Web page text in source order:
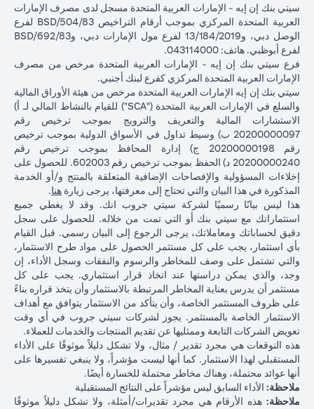
سيتي بنك إن إيه - الإمارات العربية المتحدة مسجل لدى مصرف الإمارات
العربية المتحدة المركزي بموجب أرقام التراخيص BSD/504/83 لفرع
الوصل دبي، و13/184/2019 لفرع مول الإمارات دبي، وBSD/692/83
لفرع أبوظبي. هاتف: 043114000.
فرع سيتي بنك إن إيه - الإمارات العربية المتحدة مرخص من مصرف
الإمارات العربية المتحدة المركزي كفرع لبنك أجنبي.
سيتي بنك إن إيه الإمارات العربية المتحدة مرخص من هيئة الأوراق المالية
والسلع في الإمارات العربية المتحدة ("SCA") للقيام بالنشاط المالي لـ أ)
الاستشارات المالية والتعريف والترويج بموجب ترخيص رقم
20200000097 ب) وسيط تداول في الأسواق الدولية بموجب ترخيص
رقم 20200000198 ج) إدارة المحافظ بموجب ترخيص رقم
20200000240 د) الحفظ بموجب ترخيص رقم 602003. للحصول على
إخلاءات المسؤولية والإفصاحات الإضافية المتعلقة بالمنتج و/أو الخدمة
المذكورة في هذا البيان والتي تحتاج إلى معرفتها، يرجى زيارة هنا.
هذا ليس بيانًا رسميًا لشركة سيتي جروب انك. وقد لا يغطي جميع
استثماراتك مع سيتي بنك أو التي تمت من خلاله. للحصول على سجل
دقيق لحساباتك ومعاملاتك، يرجى الرجوع إلى البيان رسمي. قبل القيام
بأي استثمار، يجب على كل مستثمر الحصول على مواد طرح الاستثمار،
والتي تشتمل على وصف للمخاطر والرسوم والنفقات وسجل الأداء، إن
وجد، والذي يمكن دراستها عند اتخاذ قرار استثماري. يجب على كل
مستثمر أن يدرس بعناية المخاطر المرتبطة بالاستثمار وأن يتخذ قراره بناءً
على ظروف المستثمر الخاصة، وأن يتأكد من الاستثمار يتوافق مع أهداف
الاستثمار الخاصة بالمستثمر. يجوز لشركات سيتي جروب في أي وقت
تعويض الشركات التابعة وممثليها عن تقديم المنتجات والخدمات للعملاء.
هذه التوقعات هي مجرد تقدير / مثال، ولا تشكل دليلاً موثوقًا على الأداء
المستقبلي لهذا الاستثمار. كما أنها ليست مؤشراً، ولا ينبغي تفسيرها على
أنها عوائد محتملة، وهناك مخاطر محتملة للخسارة أيضًا.
ملاحظة: الأداء السابق ليس مؤشراً على النتائج المستقبلية
ملاحظة: هذه الأرقام هي مجرد تقديرات/أمثلة، ولا تشكل دليلاً موثوقًا